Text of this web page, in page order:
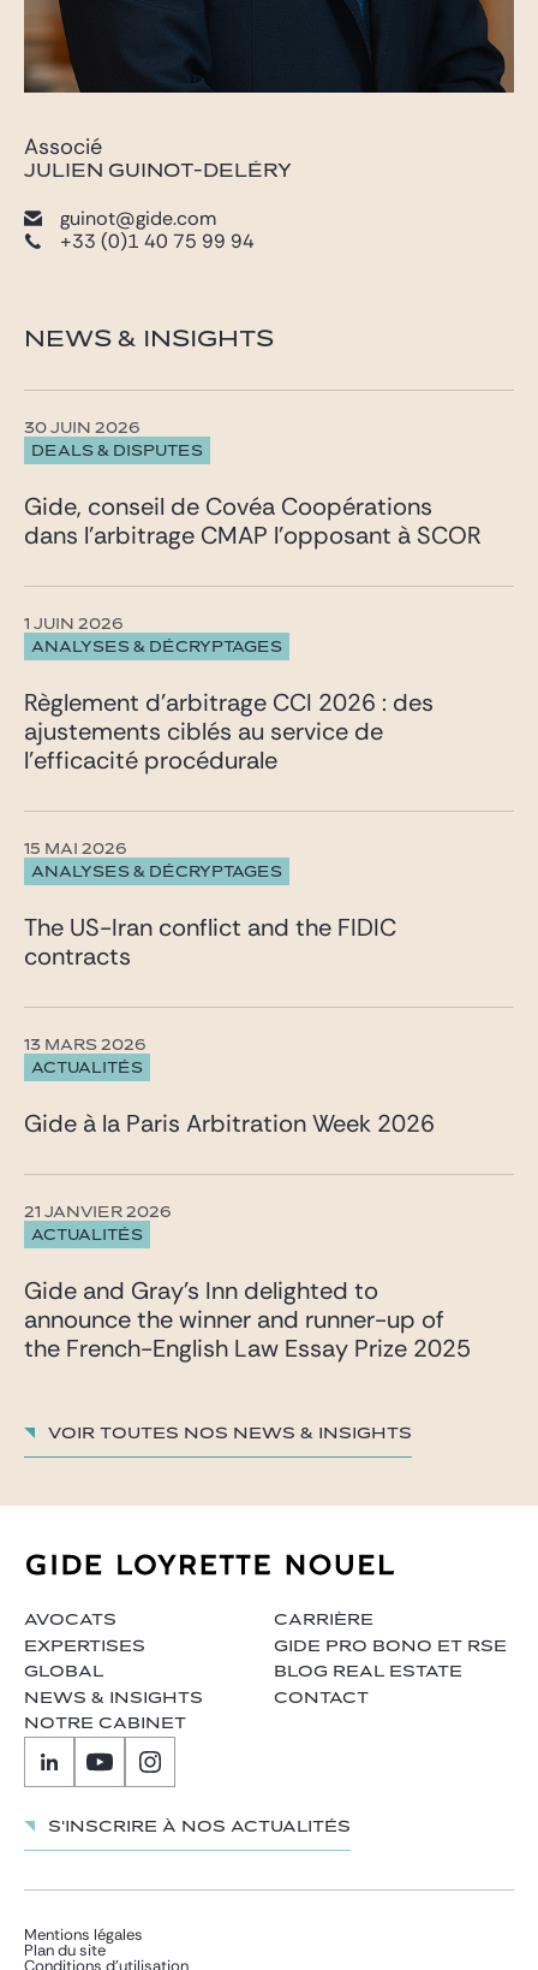
Associé
JULIEN GUINOT-DELÉRY
guinot@gide.com
+33 (0)1 40 75 99 94
NEWS & INSIGHTS
DEALS & DISPUTES
30 JUIN 2026
Gide, conseil de Covéa Coopérations
dans l’arbitrage CMAP l’opposant à SCOR
ANALYSES & DÉCRYPTAGES
1 JUIN 2026
Règlement d’arbitrage CCI 2026 : des
ajustements ciblés au service de
l’efficacité procédurale
ANALYSES & DÉCRYPTAGES
15 MAI 2026
The US-Iran conflict and the FIDIC
contracts
ACTUALITÉS
13 MARS 2026
Gide à la Paris Arbitration Week 2026
ACTUALITÉS
21 JANVIER 2026
Gide and Gray’s Inn delighted to
announce the winner and runner-up of
the French-English Law Essay Prize 2025
Voir toutes nos News & insights
AVOCATS
EXPERTISES
GLOBAL
NEWS & INSIGHTS
NOTRE CABINET
CARRIÈRE
GIDE PRO BONO ET RSE
BLOG REAL ESTATE
CONTACT
S'inscrire à nos actualités
Mentions légales
Plan du site
Conditions d’utilisation